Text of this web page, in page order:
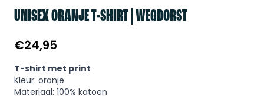
UNISEX ORANJE T-SHIRT | WEGDORST
€24,95
T-shirt met print
Kleur: oranje
Materiaal: 100% katoen